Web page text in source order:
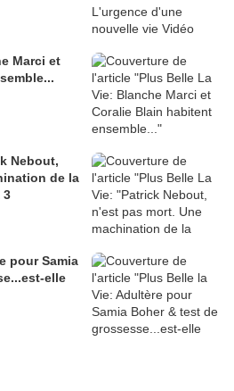
Marci et
Nebout,
de la
3
pour Samia
elle